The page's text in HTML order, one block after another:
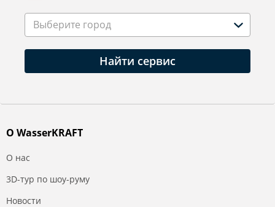
Выберите город
Найти сервис
О WasserKRAFT
О нас
3D-тур по шоу-руму
Новости